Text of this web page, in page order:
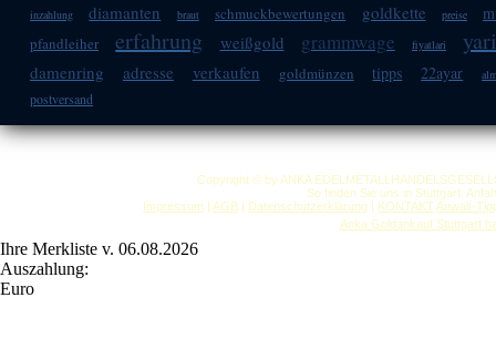
inzahlung diamanten braut schmuckbewertungen goldkette preise
pfandleiher erfahrung weißgold grammwage fiyatlari
damenring adresse verkaufen goldmünzen tipps 22ayar
postversand
Copyright © by ANKA
So finden Sie uns in Stuttgart:
Impressum | AGB | Datenschutzerklärung | KONTAKT Anwalt-
Anka Goldankauf Stuttgart
Ihre Merkliste v. 06.08.2026
Auszahlung:
Euro